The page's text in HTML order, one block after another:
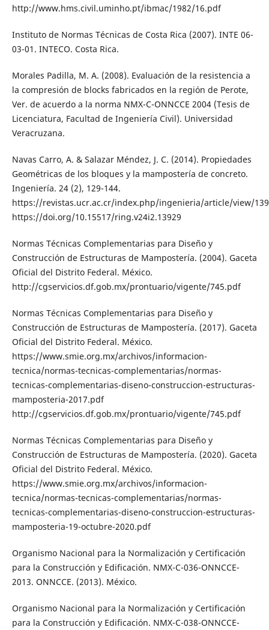
http://www.hms.civil.uminho.pt/ibmac/1982/16.pdf
Instituto de Normas Técnicas de Costa Rica (2007). INTE 06-
03-01. INTECO. Costa Rica.
Morales Padilla, M. A. (2008). Evaluación de la resistencia a
la compresión de blocks fabricados en la región de Perote,
Ver. de acuerdo a la norma NMX-C-ONNCCE 2004 (Tesis de
Licenciatura, Facultad de Ingeniería Civil). Universidad
Veracruzana.
Navas Carro, A. & Salazar Méndez, J. C. (2014). Propiedades
Geométricas de los bloques y la mampostería de concreto.
Ingeniería. 24 (2), 129-144.
https://revistas.ucr.ac.cr/index.php/ingenieria/article/view/
https://doi.org/10.15517/ring.v24i2.13929
Normas Técnicas Complementarias para Diseño y
Construcción de Estructuras de Mampostería. (2004). Gaceta
Oficial del Distrito Federal. México.
http://cgservicios.df.gob.mx/prontuario/vigente/745.pdf
Normas Técnicas Complementarias para Diseño y
Construcción de Estructuras de Mampostería. (2017). Gaceta
Oficial del Distrito Federal. México.
https://www.smie.org.mx/archivos/informacion-
tecnica/normas-tecnicas-complementarias/normas-
tecnicas-complementarias-diseno-construccion-estructuras-
mamposteria-2017.pdf
http://cgservicios.df.gob.mx/prontuario/vigente/745.pdf
Normas Técnicas Complementarias para Diseño y
Construcción de Estructuras de Mampostería. (2020). Gaceta
Oficial del Distrito Federal. México.
https://www.smie.org.mx/archivos/informacion-
tecnica/normas-tecnicas-complementarias/normas-
tecnicas-complementarias-diseno-construccion-estructuras-
mamposteria-19-octubre-2020.pdf
Organismo Nacional para la Normalización y Certificación
para la Construcción y Edificación. NMX-C-036-ONNCCE-
2013. ONNCCE. (2013). México.
Organismo Nacional para la Normalización y Certificación
para la Construcción y Edificación. NMX-C-038-ONNCCE-